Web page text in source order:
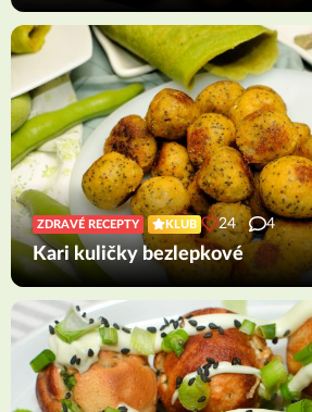
ZDRAVÉ RECEPTY KLUB 24 4
Kari kuličky bezlepkové